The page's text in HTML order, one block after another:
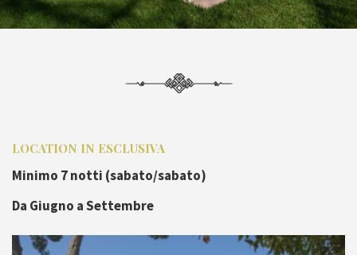
LOCATION IN ESCLUSIVA
Minimo 7 notti (sabato/sabato)
Da Giugno a Settembre